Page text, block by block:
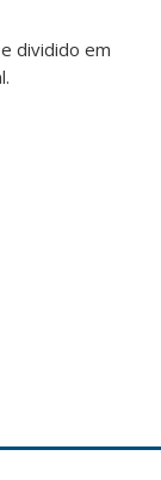
dividido em